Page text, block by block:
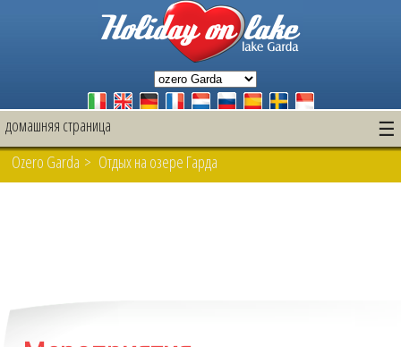
домашняя страница ☰
Ozero Garda > Отдых на озере Гарда